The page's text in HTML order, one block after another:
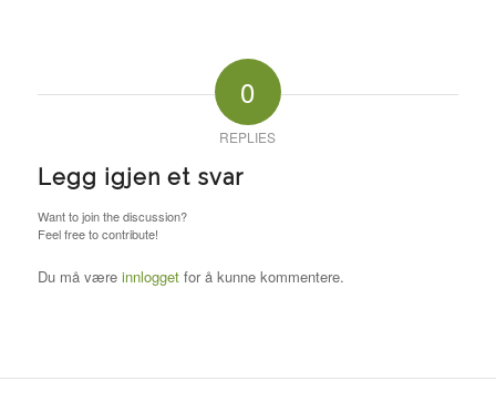
0
REPLIES
Legg igjen et svar
Want to join the discussion?
Feel free to contribute!
Du må være innloggetfor å kunne kommentere.